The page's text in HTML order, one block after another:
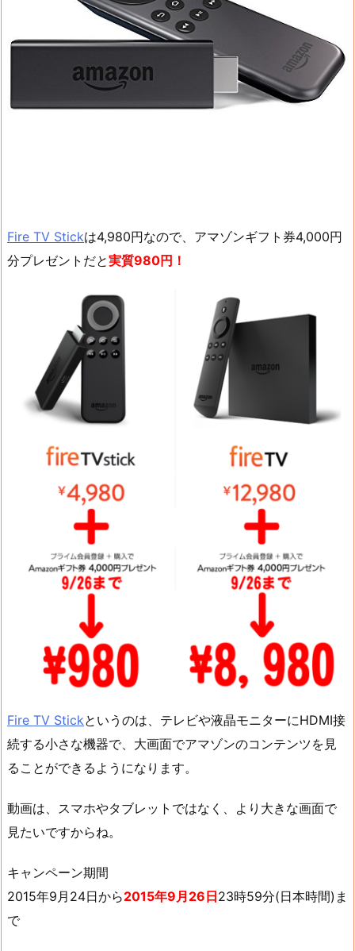
Fire TV Stickは4,980円なので、アマゾンギフト券4,000円
分プレゼントだと実質980円！
Fire TV Stickというのは、テレビや液晶モニターにHDMI接
続する小さな機器で、大画面でアマゾンのコンテンツを見
ることができるようになります。
動画は、スマホやタブレットではなく、より大きな画面で
見たいですからね。
キャンペーン期間
2015年9月24日から2015年9月26日23時59分(日本時間)ま
で